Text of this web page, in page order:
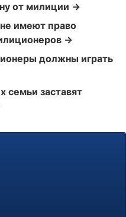
от милиции →
имеют право
→
должны играть
семьи заставят